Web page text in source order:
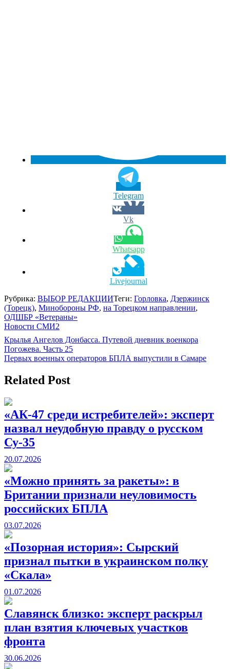
Telegram
Vk
Whatsapp
Livejournal
Рубрика: ВЫБОР РЕДАКЦИИТеги: Горловка, Дзержинск
(Торецк), Минобороны РФ, на Торецком направлении,
ОДШБР «Ветераны»
Новости СМИ2
Навигация
по
Крылья Ангелов Донбасса. Путевой дневник военкора
Погожева. Часть 25
Первых военных операторов БПЛА выпустили в Самаре
Related Post
«АК-47 среди истребителей»: эксперт
назвал неудобную правду о русском
Су-35
20.07.2026
«Можно принять за ракеты»: в
Британии признали неуловимость
российских БПЛА
03.07.2026
«Позорная история»: Сырский
признал пытки в украинском полку
«Скала»
01.07.2026
Славянск близко: эксперт раскрыл
план взятия ключевых участков
фронта
30.06.2026